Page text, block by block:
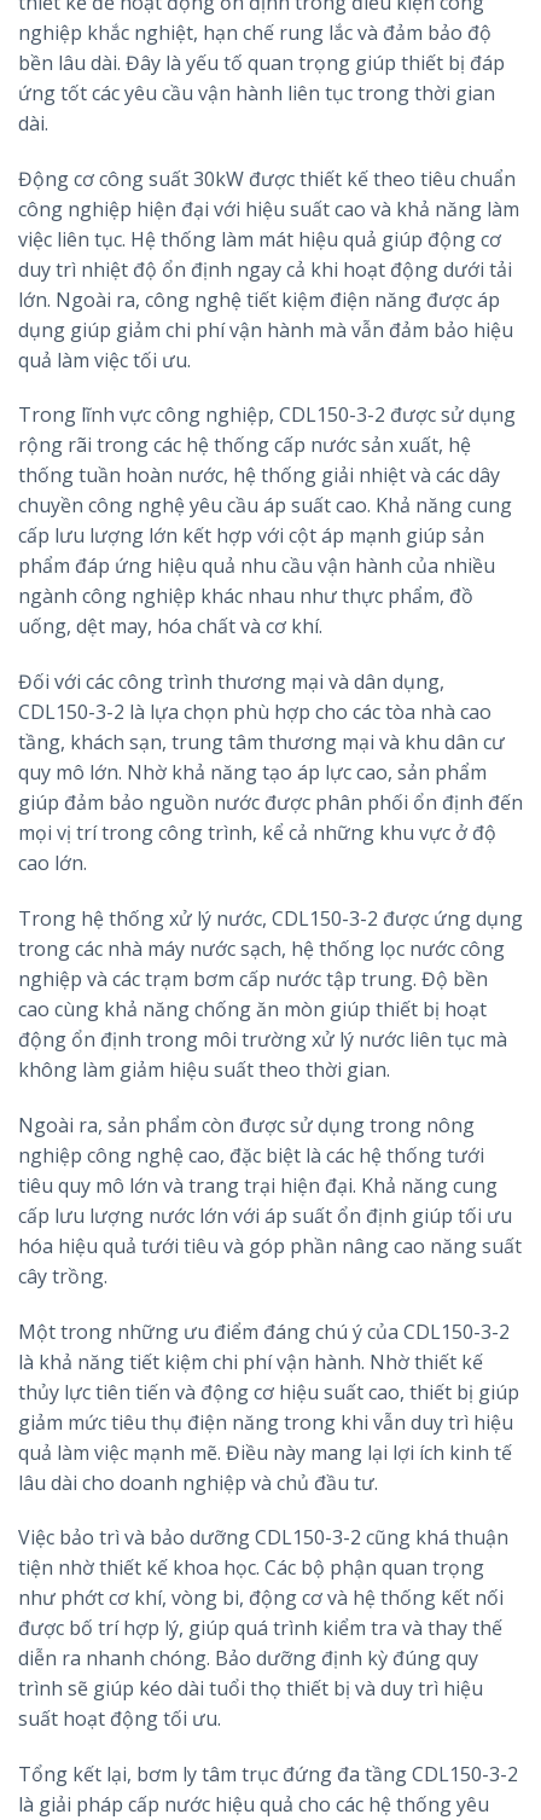
nghiệp khắc nghiệt, hạn chế rung lắc và đảm bảo độ
bền lâu dài. Đây là yếu tố quan trọng giúp thiết bị đáp
ứng tốt các yêu cầu vận hành liên tục trong thời gian
dài.
Động cơ công suất 30kW được thiết kế theo tiêu chuẩn
công nghiệp hiện đại với hiệu suất cao và khả năng làm
việc liên tục. Hệ thống làm mát hiệu quả giúp động cơ
duy trì nhiệt độ ổn định ngay cả khi hoạt động dưới tải
lớn. Ngoài ra, công nghệ tiết kiệm điện năng được áp
dụng giúp giảm chi phí vận hành mà vẫn đảm bảo hiệu
quả làm việc tối ưu.
Trong lĩnh vực công nghiệp, CDL150-3-2 được sử dụng
rộng rãi trong các hệ thống cấp nước sản xuất, hệ
thống tuần hoàn nước, hệ thống giải nhiệt và các dây
chuyền công nghệ yêu cầu áp suất cao. Khả năng cung
cấp lưu lượng lớn kết hợp với cột áp mạnh giúp sản
phẩm đáp ứng hiệu quả nhu cầu vận hành của nhiều
ngành công nghiệp khác nhau như thực phẩm, đồ
uống, dệt may, hóa chất và cơ khí.
Đối với các công trình thương mại và dân dụng,
CDL150-3-2 là lựa chọn phù hợp cho các tòa nhà cao
tầng, khách sạn, trung tâm thương mại và khu dân cư
quy mô lớn. Nhờ khả năng tạo áp lực cao, sản phẩm
giúp đảm bảo nguồn nước được phân phối ổn định đến
mọi vị trí trong công trình, kể cả những khu vực ở độ
cao lớn.
Trong hệ thống xử lý nước, CDL150-3-2 được ứng dụng
trong các nhà máy nước sạch, hệ thống lọc nước công
nghiệp và các trạm bơm cấp nước tập trung. Độ bền
cao cùng khả năng chống ăn mòn giúp thiết bị hoạt
động ổn định trong môi trường xử lý nước liên tục mà
không làm giảm hiệu suất theo thời gian.
Ngoài ra, sản phẩm còn được sử dụng trong nông
nghiệp công nghệ cao, đặc biệt là các hệ thống tưới
tiêu quy mô lớn và trang trại hiện đại. Khả năng cung
cấp lưu lượng nước lớn với áp suất ổn định giúp tối ưu
hóa hiệu quả tưới tiêu và góp phần nâng cao năng suất
cây trồng.
Một trong những ưu điểm đáng chú ý của CDL150-3-2
là khả năng tiết kiệm chi phí vận hành. Nhờ thiết kế
thủy lực tiên tiến và động cơ hiệu suất cao, thiết bị giúp
giảm mức tiêu thụ điện năng trong khi vẫn duy trì hiệu
quả làm việc mạnh mẽ. Điều này mang lại lợi ích kinh tế
lâu dài cho doanh nghiệp và chủ đầu tư.
Việc bảo trì và bảo dưỡng CDL150-3-2 cũng khá thuận
tiện nhờ thiết kế khoa học. Các bộ phận quan trọng
như phớt cơ khí, vòng bi, động cơ và hệ thống kết nối
được bố trí hợp lý, giúp quá trình kiểm tra và thay thế
diễn ra nhanh chóng. Bảo dưỡng định kỳ đúng quy
trình sẽ giúp kéo dài tuổi thọ thiết bị và duy trì hiệu
suất hoạt động tối ưu.
Tổng kết lại, bơm ly tâm trục đứng đa tầng CDL150-3-2
là giải pháp cấp nước hiệu quả cho các hệ thống yêu